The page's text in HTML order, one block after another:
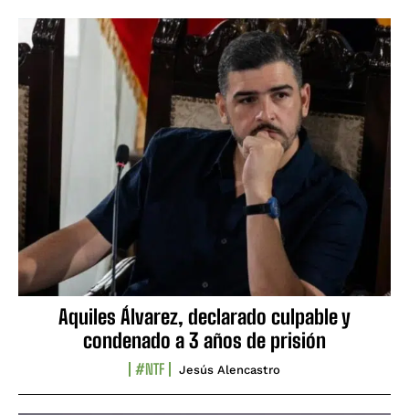
Aquiles Álvarez, declarado culpable y
condenado a 3 años de prisión
#NTF Jesús Alencastro